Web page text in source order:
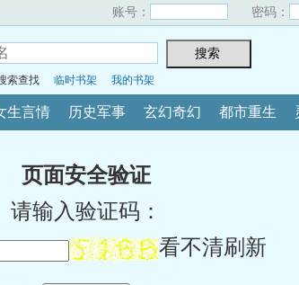
账号： 密码：
索查找 临时书架 我的书架
生言情 历史军事 玄幻奇幻 都市重生
页面安全验证
请输入验证码：
看不清刷新